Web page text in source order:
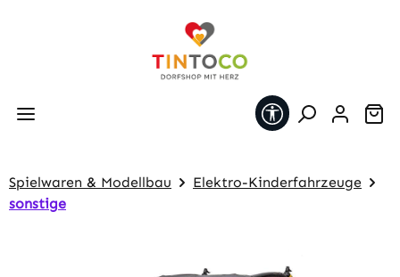
Werkzeugleiste
Spielwaren & Modellbau
Elektro-Kinderfahrzeuge
sonstige